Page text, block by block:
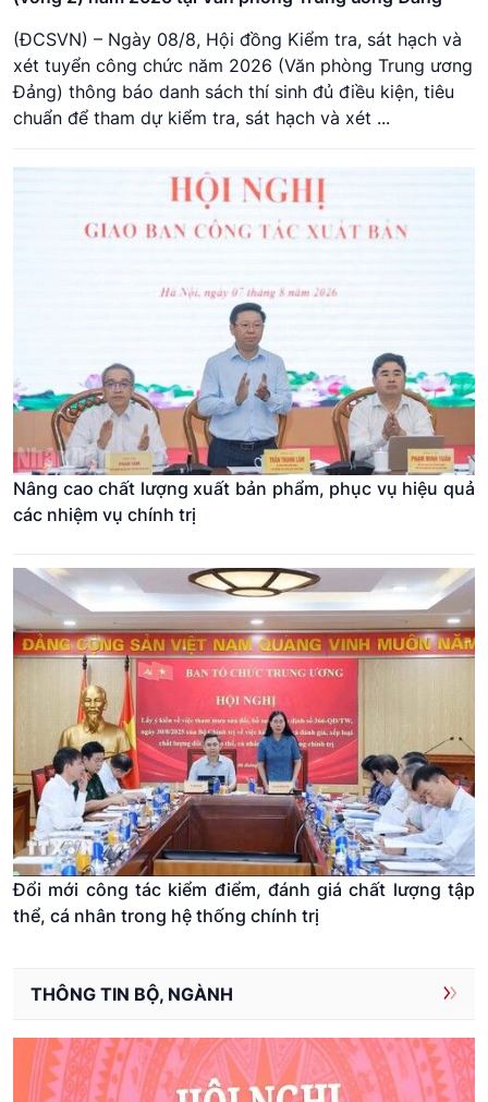
Khánh Hòa
19 Lai Châu
20 Lạng Sơn
21 Lào Cai
Lâm Đồng
Phú Thọ
26 Quảng Ngãi
27 Quảng Ninh
28 Quảng Trị
30 Tây Ninh
31 Thái Nguyên
Thanh Hóa
Tuyên Quang
34 Vĩnh Long
(ĐCSVN) – Ngày 08/8, Hội đồng Kiểm tra, sát hạch và
xét tuyển công chức năm 2026 (Văn phòng Trung ương
Đảng) thông báo danh sách thí sinh đủ điều kiện, tiêu
chuẩn để tham dự kiểm tra, sát hạch và xét ...
Nâng cao chất lượng xuất bản phẩm, phục vụ hiệu quả
các nhiệm vụ chính trị
Đổi mới công tác kiểm điểm, đánh giá chất lượng tập
thể, cá nhân trong hệ thống chính trị
THÔNG TIN BỘ, NGÀNH